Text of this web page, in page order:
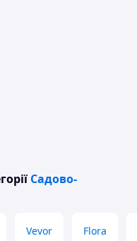
Садово-
Vevor Flora